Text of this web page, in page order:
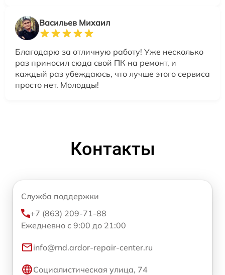
Васильев Михаил
Благодарю за отличную работу! Уже несколько
раз приносил сюда свой ПК на ремонт, и
каждый раз убеждаюсь, что лучше этого сервиса
просто нет. Молодцы!
Контакты
Служба поддержки
+7 (863) 209-71-88
Ежедневно с 9:00 до 21:00
info@rnd.ardor-repair-center.ru
Социалистическая улица, 74